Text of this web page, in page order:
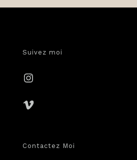
Suivez moi
Instagram
Vimeo
Contactez Moi